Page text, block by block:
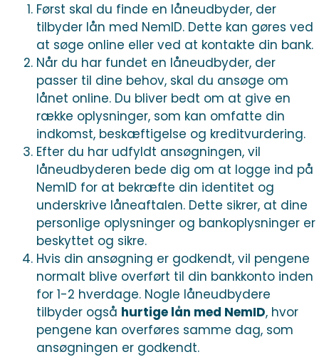
Først skal du finde en låneudbyder, der
tilbyder lån med NemID. Dette kan gøres ved
at søge online eller ved at kontakte din bank.
Når du har fundet en låneudbyder, der
passer til dine behov, skal du ansøge om
lånet online. Du bliver bedt om at give en
række oplysninger, som kan omfatte din
indkomst, beskæftigelse og kreditvurdering.
Efter du har udfyldt ansøgningen, vil
låneudbyderen bede dig om at logge ind på
NemID for at bekræfte din identitet og
underskrive låneaftalen. Dette sikrer, at dine
personlige oplysninger og bankoplysninger er
beskyttet og sikre.
Hvis din ansøgning er godkendt, vil pengene
normalt blive overført til din bankkonto inden
for 1-2 hverdage. Nogle låneudbydere
tilbyder også hurtige lån med NemID, hvor
pengene kan overføres samme dag, som
ansøgningen er godkendt.